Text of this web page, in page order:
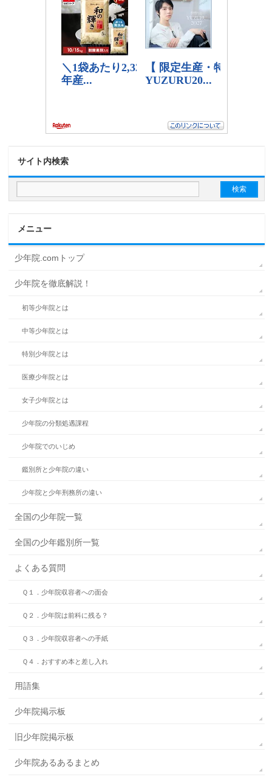
サイト内検索
メニュー
少年院.comトップ
少年院を徹底解説！
初等少年院とは
中等少年院とは
特別少年院とは
医療少年院とは
女子少年院とは
少年院の分類処遇課程
少年院でのいじめ
鑑別所と少年院の違い
少年院と少年刑務所の違い
全国の少年院一覧
全国の少年鑑別所一覧
よくある質問
Ｑ１．少年院収容者への面会
Ｑ２．少年院は前科に残る？
Ｑ３．少年院収容者への手紙
Ｑ４．おすすめ本と差し入れ
用語集
少年院掲示板
旧少年院掲示板
少年院あるあるまとめ